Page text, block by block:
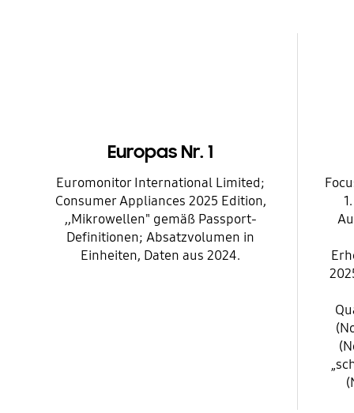
Europas Nr. 1
Euromonitor International Limited;
Consumer Appliances 2025 Edition,
,,Mikrowellen" gemäß Passport-
Definitionen; Absatzvolumen in
Einheiten, Daten aus 2024.